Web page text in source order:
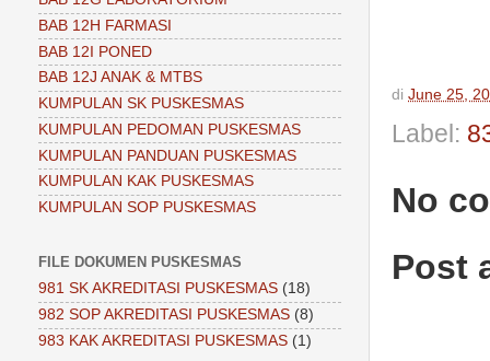
di June 25,
Label:
No
Post
BAB 12H FARMASI
BAB 12I PONED
BAB 12J ANAK & MTBS
KUMPULAN SK PUSKESMAS
KUMPULAN PEDOMAN PUSKESMAS
KUMPULAN PANDUAN PUSKESMAS
KUMPULAN KAK PUSKESMAS
KUMPULAN SOP PUSKESMAS
FILE DOKUMEN PUSKESMAS
981 SK AKREDITASI PUSKESMAS (18)
982 SOP AKREDITASI PUSKESMAS (8)
983 KAK AKREDITASI PUSKESMAS (1)